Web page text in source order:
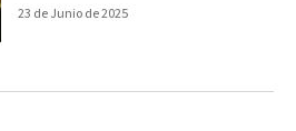
23 de Junio de 2025